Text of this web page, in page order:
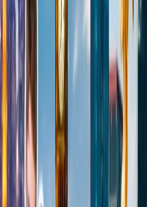
lo hace muy fácil de ganar las millas
incluye vuelo, hotel y coche réntales. En
la asociación con varias aerolíneas, así que
de volar e ganar las millas de SkyMiles.
de Transfer Miles y añadir su receptor
las millas. Puede añadir hasta 4 receptores
las millas de SkyMiles?
SkyMiles, usted requiere pagar $0.01
También usted tiene que pagar
millas de SkyMiles?